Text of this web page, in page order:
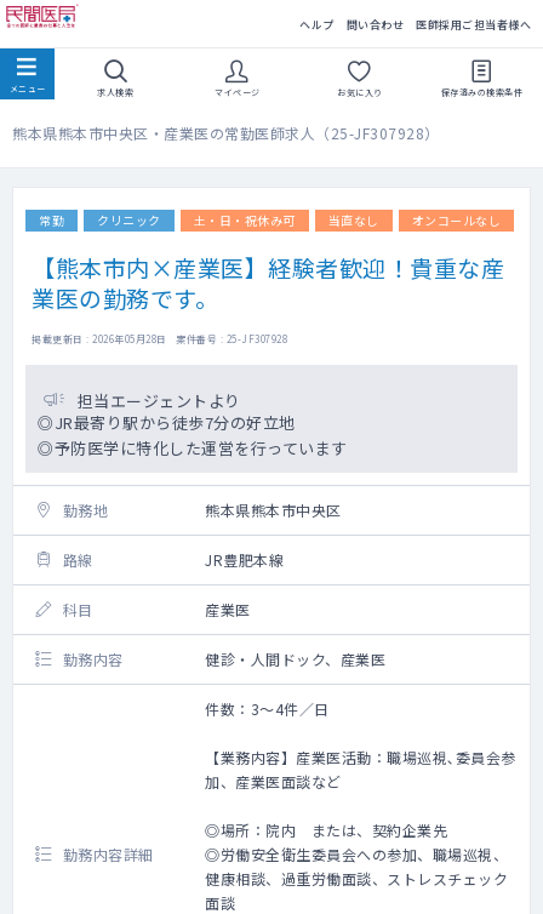
ヘルプ 問い合わせ 医師採用ご担当者様へ
求人検索 マイページ お気に入り 保存済みの検索条件
熊本県熊本市中央区・産業医の常勤医師求人（25-JF307928）
常勤 クリニック 土・日・祝休み可 当直なし オンコールなし
【熊本市内×産業医】経験者歓迎！貴重な産
業医の勤務です。
掲載更新日 : 2026年05月28日 案件番号 : 25-JF307928
担当エージェントより
◎JR最寄り駅から徒歩7分の好立地
◎予防医学に特化した運営を行っています
勤務地 熊本県熊本市中央区
路線 JR豊肥本線
科目 産業医
勤務内容 健診・人間ドック、産業医
勤務内容詳細
件数：3～4件／日
【業務内容】産業医活動：職場巡視､委員会参
加、産業医面談など
◎場所：院内 または、契約企業先
◎労働安全衛生委員会への参加、職場巡視、
健康相談、過重労働面談、ストレスチェック
面談